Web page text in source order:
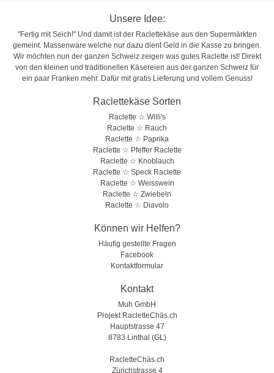
Unsere Idee:
"Fertig mit Seich!" Und damit ist der Raclettekäse aus den Supermärkten
gemeint. Massenware welche nur dazu dient Geld in die Kasse zu bringen.
Wir möchten nun der ganzen Schweiz zeigen was gutes Raclette ist! Direkt
von den kleinen und traditionellen Käsereien aus der ganzen Schweiz für
ein paar Franken mehr. Dafür mit gratis Lieferung und vollem Genuss!
Raclettekäse Sorten
Raclette ☆ Willi's
Raclette ☆ Rauch
Raclette ☆ Paprika
Raclette ☆ Pfeffer Raclette
Raclette ☆ Knoblauch
Raclette ☆ Speck Raclette
Raclette ☆ Weisswein
Raclette ☆ Zwiebeln
Raclette ☆ Diavolo
Können wir Helfen?
Häufig gestellte Fragen
Facebook
Kontaktformular
Kontakt
Muh GmbH
Projekt RacletteChäs.ch
Hauptstrasse 47
8783 Linthal (GL)
RacletteChäs.ch
Zürichstrasse 4